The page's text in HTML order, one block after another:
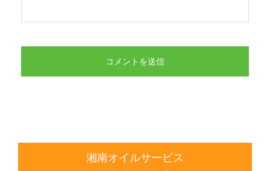
湘南オイルサービス